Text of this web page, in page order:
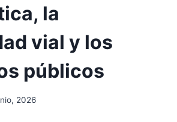
la
vial y los
públicos
2026